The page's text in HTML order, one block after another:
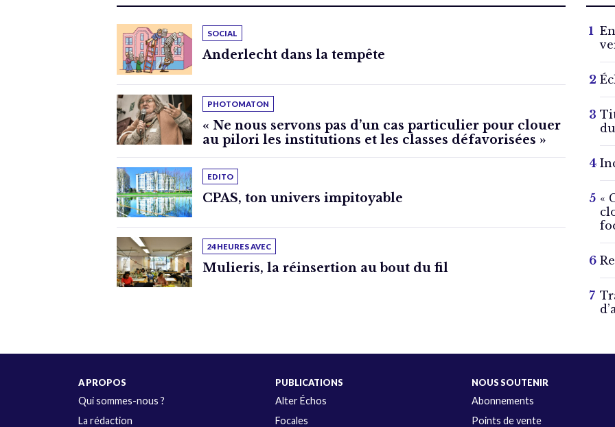
SOCIAL
Anderlecht dans la tempête
PHOTOMATON
« Ne nous servons pas d’un cas particulier pour clouer
au pilori les institutions et les classes défavorisées »
EDITO
CPAS, ton univers impitoyable
24 HEURES AVEC
Mulieris, la réinsertion au bout du fil
«
A PROPOS
Qui sommes-nous ?
La rédaction
PUBLICATIONS
Alter Échos
Focales
NOUS SOUTENIR
Abonnements
Points de vente